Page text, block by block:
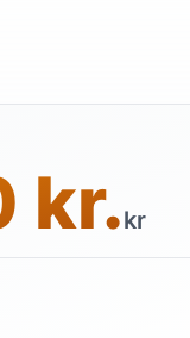
kr.kr